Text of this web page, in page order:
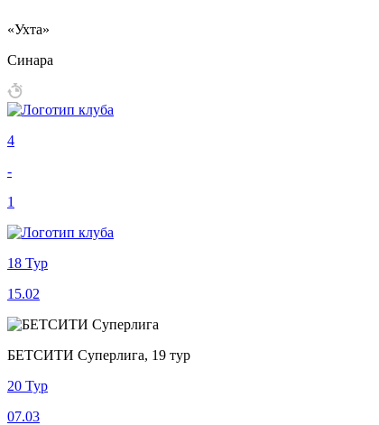
«Ухта»
Синара
4
-
1
18 Тур
15.02
БЕТСИТИ Суперлига, 19 тур
20 Тур
07.03